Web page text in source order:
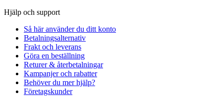
Hjälp och support
Så här använder du ditt konto
Betalningsalternativ
Frakt och leverans
Göra en beställning
Returer & återbetalningar
Kampanjer och rabatter
Behöver du mer hjälp?
Företagskunder